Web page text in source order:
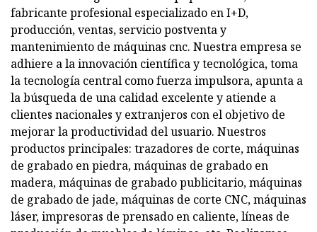
fabricante profesional especializado en I+D,
producción, ventas, servicio postventa y
mantenimiento de máquinas cnc. Nuestra empresa se
adhiere a la innovación científica y tecnológica, toma
la tecnología central como fuerza impulsora, apunta a
la búsqueda de una calidad excelente y atiende a
clientes nacionales y extranjeros con el objetivo de
mejorar la productividad del usuario. Nuestros
productos principales: trazadores de corte, máquinas
de grabado en piedra, máquinas de grabado en
madera, máquinas de grabado publicitario, máquinas
de grabado de jade, máquinas de corte CNC, máquinas
láser, impresoras de prensado en caliente, líneas de